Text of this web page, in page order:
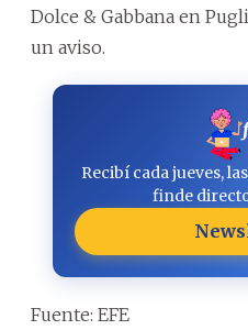
Dolce & Gabbana en
un aviso.
Recibí cada jueves,
finde
Fuente: EFE